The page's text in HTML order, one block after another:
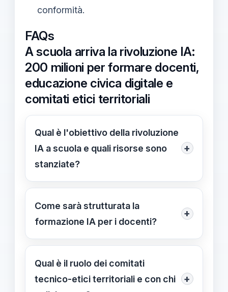
conformità.
FAQs
A scuola arriva la rivoluzione IA:
200 milioni per formare docenti,
educazione civica digitale e
comitati etici territoriali
Qual è l'obiettivo della rivoluzione
IA a scuola e quali risorse sono
stanziate?
+
L'obiettivo è formare i docenti,
promuovere l'educazione civica
digitale e istituire comitati tecnico-
è di 200 milioni di euro destinati a
formazione, etica e governance.
Come sarà strutturata la
formazione IA per i docenti?
+
Per i docenti saranno percorsi di
alfabetizzazione IA e moduli che
spiegano come funzionano i sistemi,
Qual è il ruolo dei comitati
tecnico-etici territoriali e con chi
+